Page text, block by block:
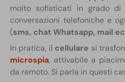
molto sofisticati in grado
conversazioni telefoniche e
(sms, chat Whatsapp, mail
In pratica, il cellulare si
microspia, attivabile a
da remoto. Si parla in questi